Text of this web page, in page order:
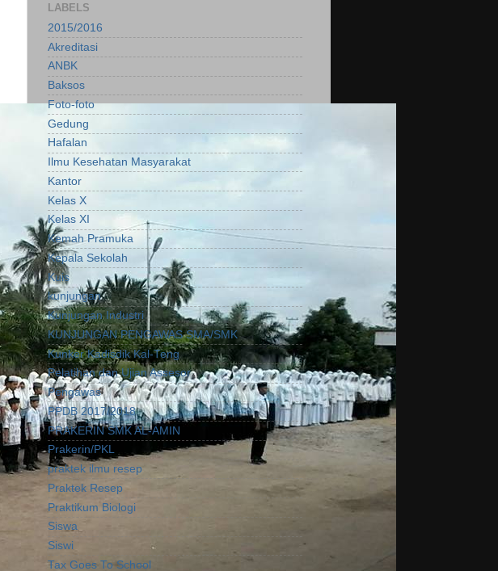
LABELS
2015/2016
Akreditasi
ANBK
Baksos
Foto-foto
Gedung
Hafalan
Ilmu Kesehatan Masyarakat
Kantor
Kelas X
Kelas XI
Kemah Pramuka
Kepala Sekolah
Kuis
kunjungan
Kunjungan Industri
KUNJUNGAN PENGAWAS SMA/SMK
Kunker Kadisdik Kal-Teng
Pelatihan dan Ujian Assesor
Pengawas
PPDB 2017/2018
PRAKERIN SMK AL-AMIN
Prakerin/PKL
praktek ilmu resep
Praktek Resep
Praktikum Biologi
Siswa
Siswi
Tax Goes To School